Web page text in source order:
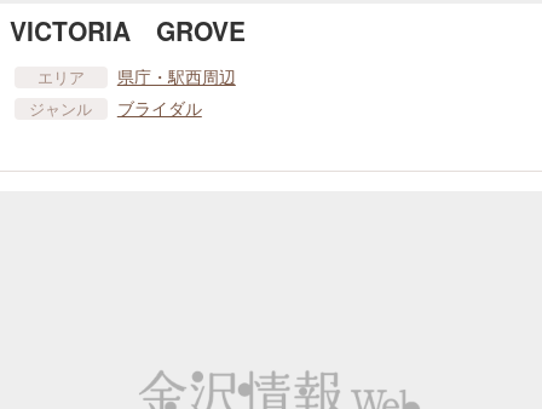
VICTORIA GROVE
エリア 県庁・駅西周辺
ジャンル ブライダル